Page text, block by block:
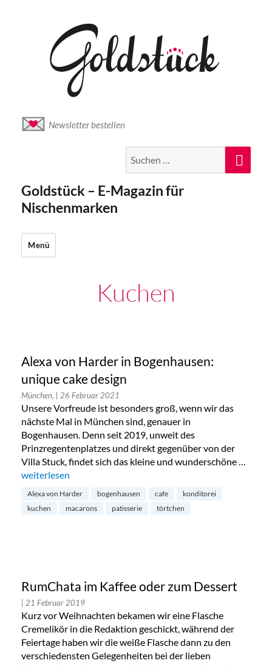
Newsletter bestellen
nach:
Goldstück – E-Magazin für
Nischenmarken
Menü
Kuchen
Alexa von Harder in Bogenhausen:
unique cake design
München, | 26 Februar 2021
Unsere Vorfreude ist besonders groß, wenn wir das
nächste Mal in München sind, genauer in
Bogenhausen. Denn seit 2019, unweit des
Prinzregentenplatzes und direkt gegenüber von der
Villa Stuck, findet sich das kleine und wunderschöne …
„Alexa von Harder in Bogenhausen: unique cake design“
weiterlesen
Alexa von Harder bogenhausen cafe
konditorei
kuchen
macarons patisserie törtchen
RumChata im Kaffee oder zum Dessert
| 21 Februar 2019
Kurz vor Weihnachten bekamen wir eine Flasche
Cremelikör in die Redaktion geschickt, während der
Feiertage haben wir die weiße Flasche dann zu den
verschiedensten Gelegenheiten bei der lieben